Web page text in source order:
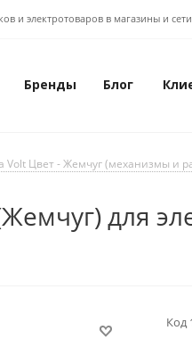
и электротоваров в магазины и
Бренды Блог
Volt Цвет - Жемчуг (механизмы и
для
Код